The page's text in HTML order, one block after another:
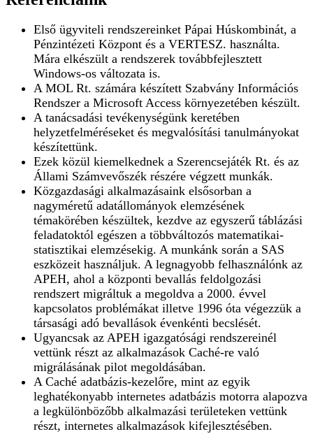
Első ügyviteli rendszereinket Pápai Húskombinát, a
Pénzintézeti Központ és a VERTESZ. használta.
Mára elkészült a rendszerek továbbfejlesztett
Windows-os változata is.
A MOL Rt. számára készített Szabvány Információs
Rendszer a Microsoft Access környezetében készült.
A tanácsadási tevékenységünk keretében
helyzetfelméréseket és megvalósítási tanulmányokat
készítettünk.
Ezek közül kiemelkednek a Szerencsejáték Rt. és az
Állami Számvevőszék részére végzett munkák.
Közgazdasági alkalmazásaink elsősorban a
nagyméretű adatállományok elemzésének
témakörében készültek, kezdve az egyszerű táblázási
feladatoktól egészen a többváltozós matematikai-
statisztikai elemzésekig. A munkánk során a SAS
eszközeit használjuk. A legnagyobb felhasználónk az
APEH, ahol a központi bevallás feldolgozási
rendszert migráltuk a megoldva a 2000. évvel
kapcsolatos problémákat illetve 1996 óta végezzük a
társasági adó bevallások évenkénti becslését.
Ugyancsak az APEH igazgatósági rendszereinél
vettünk részt az alkalmazások Caché-re való
migrálásának pilot megoldásában.
A Caché adatbázis-kezelőre, mint az egyik
leghatékonyabb internetes adatbázis motorra alapozva
a legkülönbözőbb alkalmazási területeken vettünk
részt, internetes alkalmazások kifejlesztésében.